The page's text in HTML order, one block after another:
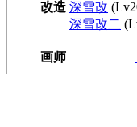
改造 深雪改
深雪改二
画师